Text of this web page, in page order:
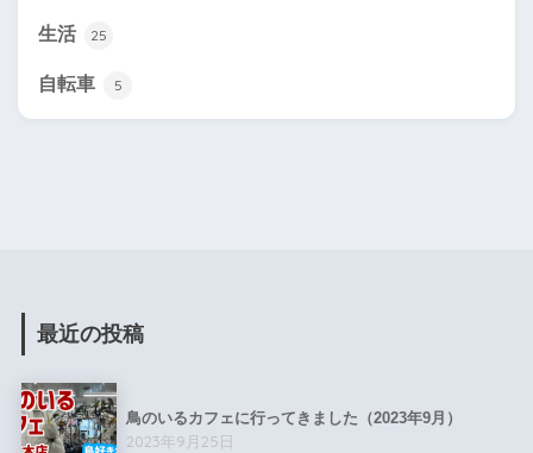
生活 25
自転車 5
最近の投稿
鳥のいるカフェに行ってきました（2023年9月）
2023年9月25日